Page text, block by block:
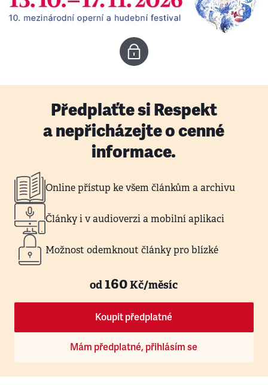
Předplaťte si Respekt
a nepřicházejte o cenné
informace.
Online přístup ke všem článkům a archivu
Články i v audioverzi a mobilní aplikaci
Možnost odemknout články pro blízké
od160Kč/měsíc
Koupit předplatné
Mám předplatné, přihlásím se